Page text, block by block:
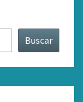
Buscar